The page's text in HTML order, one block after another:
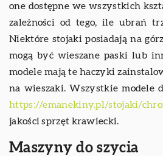
one dostępne we wszystkich
zależności od tego, ile ubrań
Niektóre stojaki posiadają na
mogą być wieszane paski lub
modele mają te haczyki
na wieszaki. Wszystkie modele
https://emanekiny.pl/stojaki/
jakości sprzęt krawiecki.
Maszyny do szycia